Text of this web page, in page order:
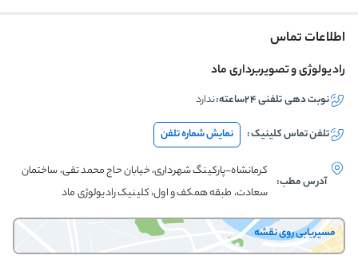
اطلاعات تماس
رادیولوژی و تصویربرداری ماد
نوبت دهی تلفنی ۲۴ساعته: ندارد
تلفن تماسکلینیک: نمایش شماره تلفن
آدرس مطب:
کرمانشاه-پارکینگ شهرداری، خیابان حاج محمد تقی، ساختمان
سعادت، طبقه همکف و اول، کلینیک رادیولوژی ماد
مسیریابی روی نقشه